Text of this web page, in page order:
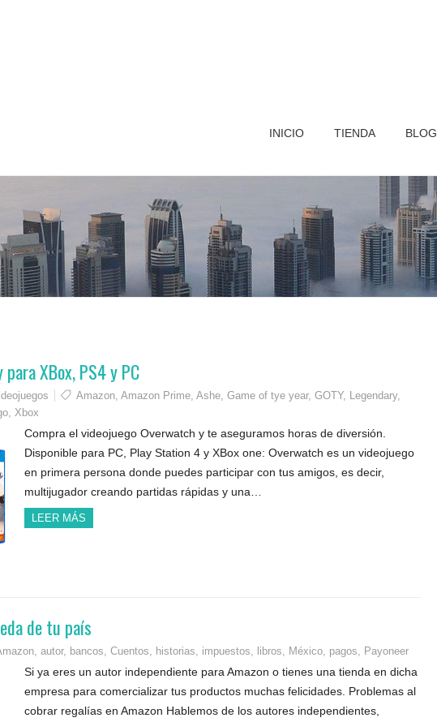
INICIO TIENDA BLOG
XBox, PS4 y PC
Amazon, Amazon Prime, Ashe, Game of tye year, GOTY, Legendary,
, Xbox
Compra el videojuego Overwatch y te aseguramos horas de diversión.
Disponible para PC, Play Station 4 y XBox one: Overwatch es un videojuego
en primera persona donde puedes participar con tus amigos, es decir,
multijugador creando partidas rápidas y una…
LEER MÁS
de tu país
autor, bancos Cuentos historias impuestos libros México pagos Payoneer
Si ya eres un autor independiente para Amazon o tienes una tienda en dicha
empresa para comercializar tus productos muchas felicidades. Problemas al
cobrar regalías en Amazon Hablemos de los autores independientes,